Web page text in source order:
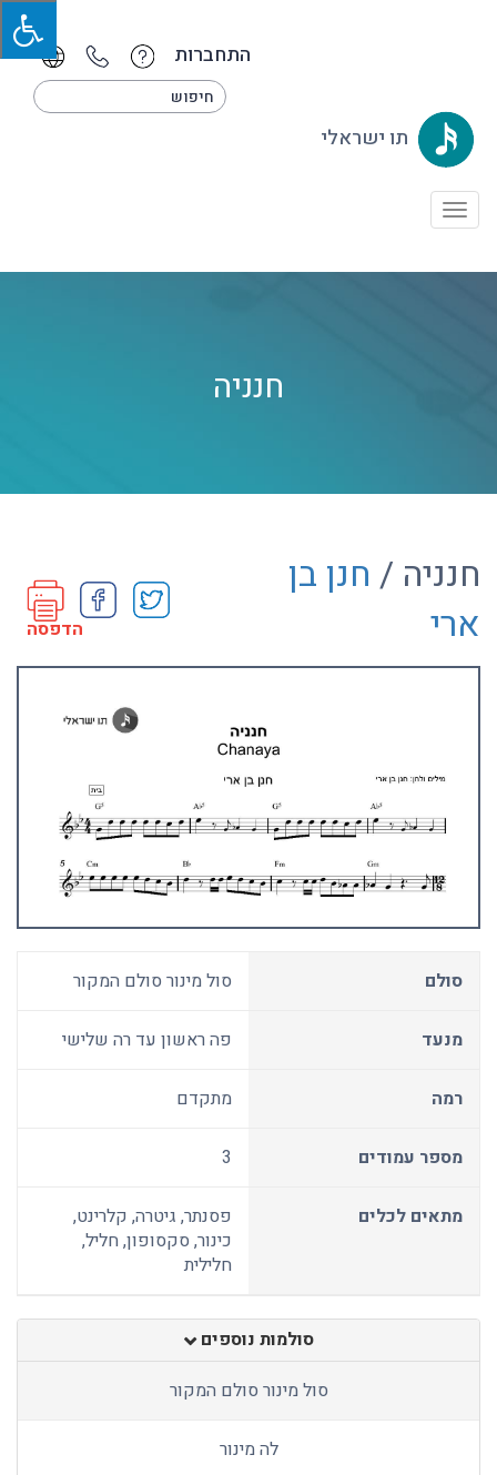
התחברות
תו ישראלי
Toggle
חנניה
חנניה / חנן בן
ארי
הדפסה
סולם סול מינור סולם המקור
מנעד פה ראשון עד רה שלישי
רמה מתקדם
מספר עמודים 3
מתאים לכלים
פסנתר, גיטרה, קלרינט,
כינור, סקסופון, חליל,
חלילית
סולמות נוספים
סול מינור סולם המקור
לה מינור